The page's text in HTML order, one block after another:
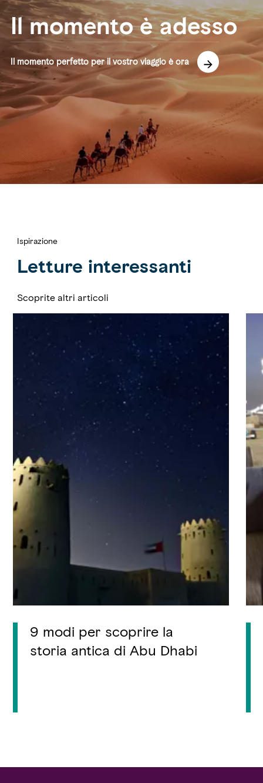
Il momento è adesso
Il momento perfetto per il vostro viaggio è ora
Ispirazione
Letture interessanti
Scoprite altri articoli
9 modi per scoprire la
storia antica di Abu Dhabi